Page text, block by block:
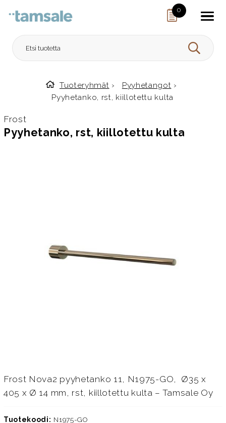
0
HAE
Etusivulle
Tuoteryhmät › Pyyhetangot ›
Pyyhetanko, rst, kiillotettu kulta
Frost
Pyyhetanko, rst, kiillotettu kulta
Frost Nova2 pyyhetanko 11, N1975-GO, Ø35 x
405 x Ø 14 mm, rst, kiillotettu kulta – Tamsale Oy
Tuotekoodi: N1975-GO